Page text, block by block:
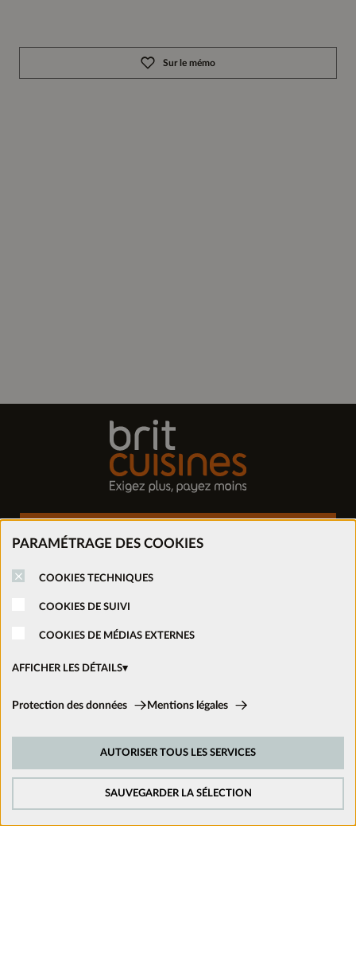
PARAMÉTRAGE DES COOKIES
COOKIES TECHNIQUES
COOKIES DE SUIVI
COOKIES DE MÉDIAS EXTERNES
AFFICHER LES DÉTAILS
Cookies techniques:
Afin d’améliorer constamment notre site web, nous analysons le
comportement de nos visiteurs. Pour cela, nous utilisons des cookies de
Protection des données Mentions légales
SAUVEGARDER LA SÉLECTION
AUTORISER TOUS LES SERVICES
Sur le mémo
Prendre rendez-vous
Ouvrir un magasin